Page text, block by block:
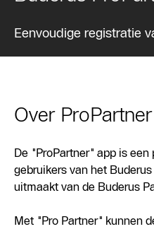
Eenvoudige registratie
Over ProPartner
De "ProPartner" app is
gebruikers van het
uitmaakt van de Buderus
Met "Pro Partner" kunnen